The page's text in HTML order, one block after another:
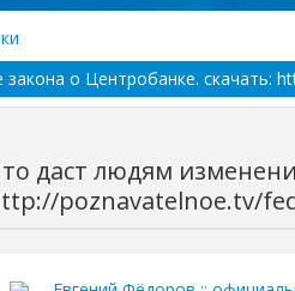
о Центробанке. скачать:
даст людям
poznavatelnoe.tv/